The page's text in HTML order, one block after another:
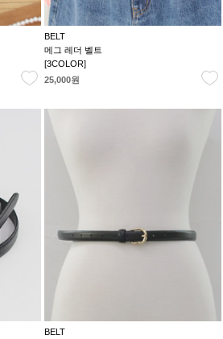
BELT
메그 레더 벨트
[3COLOR]
25,000원
BELT